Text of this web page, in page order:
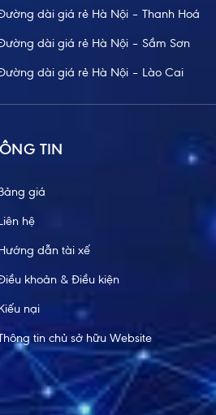
dài giá rẻ Hà Nội – Thanh Hoá
dài giá rẻ Hà Nội – Sầm Sơn
dài giá rẻ Hà Nội – Lào Cai
TIN
giá
hệ
dẫn tài xế
khoản & Điều kiện
nại
tin chủ sở hữu Website